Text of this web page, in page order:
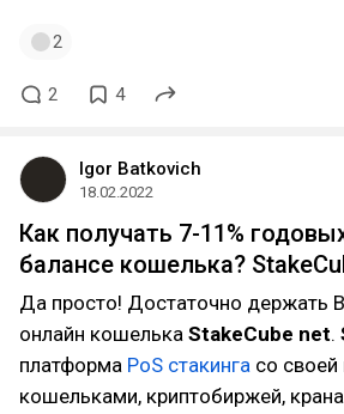
2
2 4
Igor Batkovich
18.02.2022
Как получать 7-11%
балансе кошелька?
Да просто! Достаточно держать
онлайн кошелька StakeCube net.
платформа PoS стакинга со своей
кошельками, криптобиржей,